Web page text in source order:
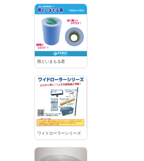
雨といまもる君
ワイドローラーシリーズ